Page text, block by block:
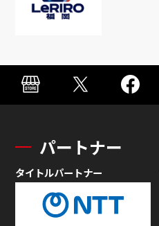
パートナー
タイトルパートナー